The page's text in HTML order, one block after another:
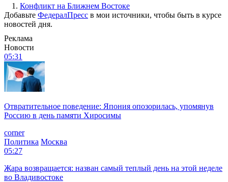
1. Конфликт на Ближнем Востоке
Добавьте ФедералПресс в мои источники, чтобы быть в курсе
новостей дня.
Реклама
Новости
05:31
Отвратительное поведение: Япония опозорилась, упомянув
Россию в день памяти Хиросимы
corner
Политика Москва
05:27
Жара возвращается: назван самый теплый день на этой неделе
во Владивостоке